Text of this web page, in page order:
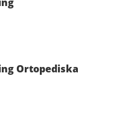
Ortopediska